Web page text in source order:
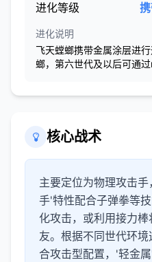
进化等级
进化说明
飞天螳螂携带金属涂层进
螂，第六世代及以后可通
核心战术
主要定位为物理攻击
手'特性配合子弹拳等
化攻击，或利用接力
友。根据不同世代环
合攻击型配置，'轻金